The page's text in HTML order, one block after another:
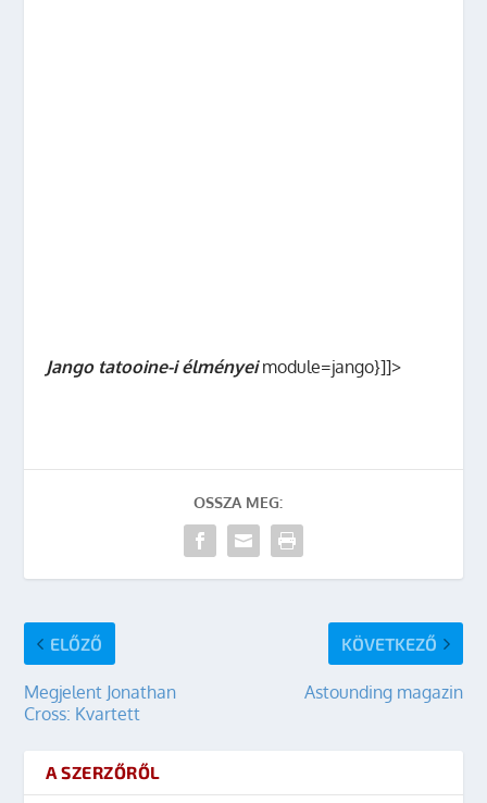
Jango tatooine-i élményeimodule=jango}]]>
OSSZA MEG:
ELŐZŐ
Megjelent Jonathan
Cross: Kvartett
KÖVETKEZŐ
Astounding magazin
A SZERZŐRŐL